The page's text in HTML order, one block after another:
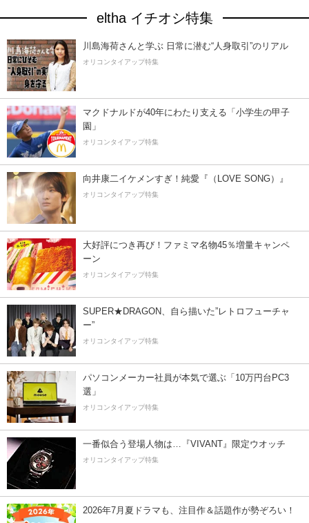
eltha イチオシ特集
川島海荷さんと学ぶ 日常に潜む“人身取引”のリアル
オリコンタイアップ特集
マクドナルドが40年にわたり支える「小学生の甲子
園」
オリコンタイアップ特集
向井康二イケメンすぎ！純愛『（LOVE SONG）』
オリコンタイアップ特集
大好評につき再び！ファミマ名物45％増量キャンペ
ーン
オリコンタイアップ特集
SUPER★DRAGON、自ら描いた”レトロフューチャ
ー”
オリコンタイアップ特集
パソコンメーカー社員が本気で選ぶ「10万円台PC3
選」
オリコンタイアップ特集
一番似合う登場人物は…『VIVANT』限定ウオッチ
オリコンタイアップ特集
2026年7月夏ドラマも、注目作＆話題作が勢ぞろい！